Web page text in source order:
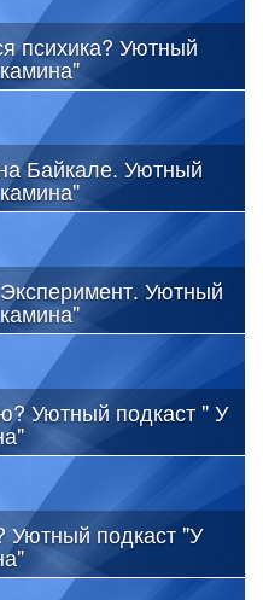
психика? Уютный
Байкале. Уютный
Уютный
Уютный подкаст " У
Уютный подкаст "У